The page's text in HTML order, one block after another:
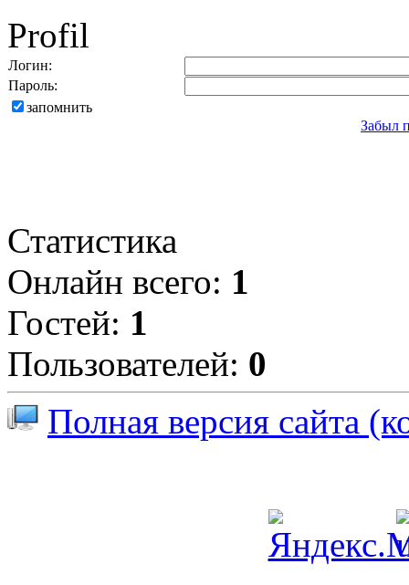
Profil
Логин:
Пароль:
запомнить
Забыл
Статистика
Онлайн всего: 1
Гостей: 1
Пользователей: 0
Полная версия сайта